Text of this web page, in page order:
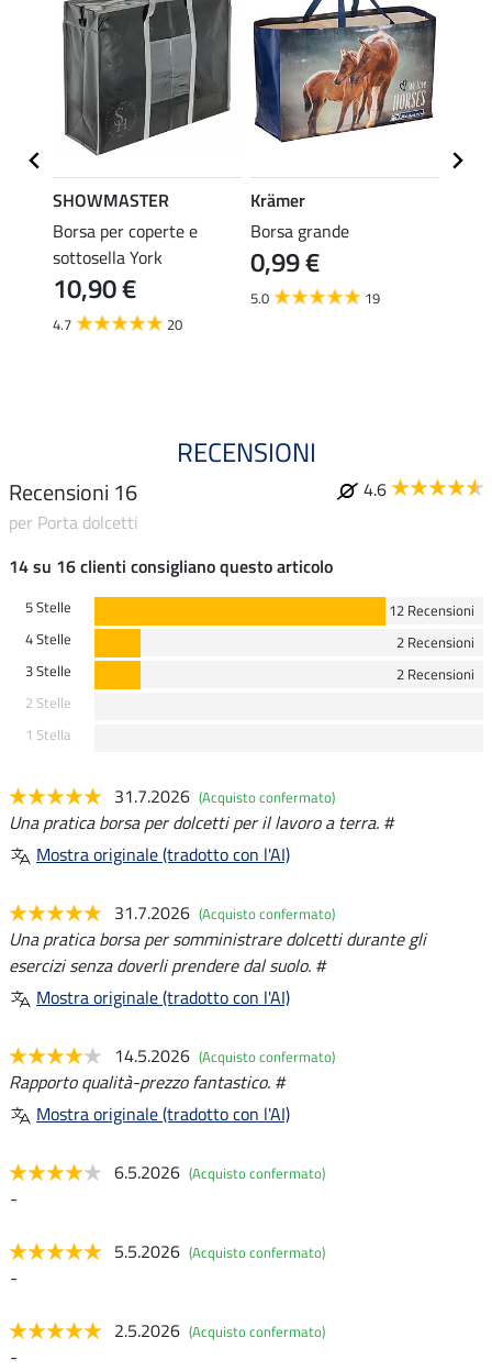
SHOWMASTER
Borsa per coperte e
sottosella York
10,90 €
4.7 20
Krämer
Borsa grande
0,99 €
5.0 19
RECENSIONI
Recensioni 16
4.6
per Porta dolcetti
14 su 16 clienti consigliano questo articolo
5 Stelle
12 Recensioni
4 Stelle
2 Recensioni
3 Stelle
2 Recensioni
2 Stelle
1 Stella
31.7.2026 (Acquisto confermato)
Una pratica borsa per dolcetti per il lavoro a terra. #
Mostra originale (tradotto con l'AI)
31.7.2026 (Acquisto confermato)
Una pratica borsa per somministrare dolcetti durante gli
esercizi senza doverli prendere dal suolo. #
Mostra originale (tradotto con l'AI)
14.5.2026 (Acquisto confermato)
Rapporto qualità-prezzo fantastico. #
Mostra originale (tradotto con l'AI)
6.5.2026 (Acquisto confermato)
-
5.5.2026 (Acquisto confermato)
-
2.5.2026 (Acquisto confermato)
-